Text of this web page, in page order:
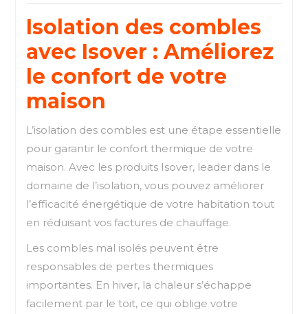
Isolation des combles
avec Isover : Améliorez
le confort de votre
maison
L’isolation des combles est une étape essentielle
pour garantir le confort thermique de votre
maison. Avec les produits Isover, leader dans le
domaine de l’isolation, vous pouvez améliorer
l’efficacité énergétique de votre habitation tout
en réduisant vos factures de chauffage.
Les combles mal isolés peuvent être
responsables de pertes thermiques
importantes. En hiver, la chaleur s’échappe
facilement par le toit, ce qui oblige votre